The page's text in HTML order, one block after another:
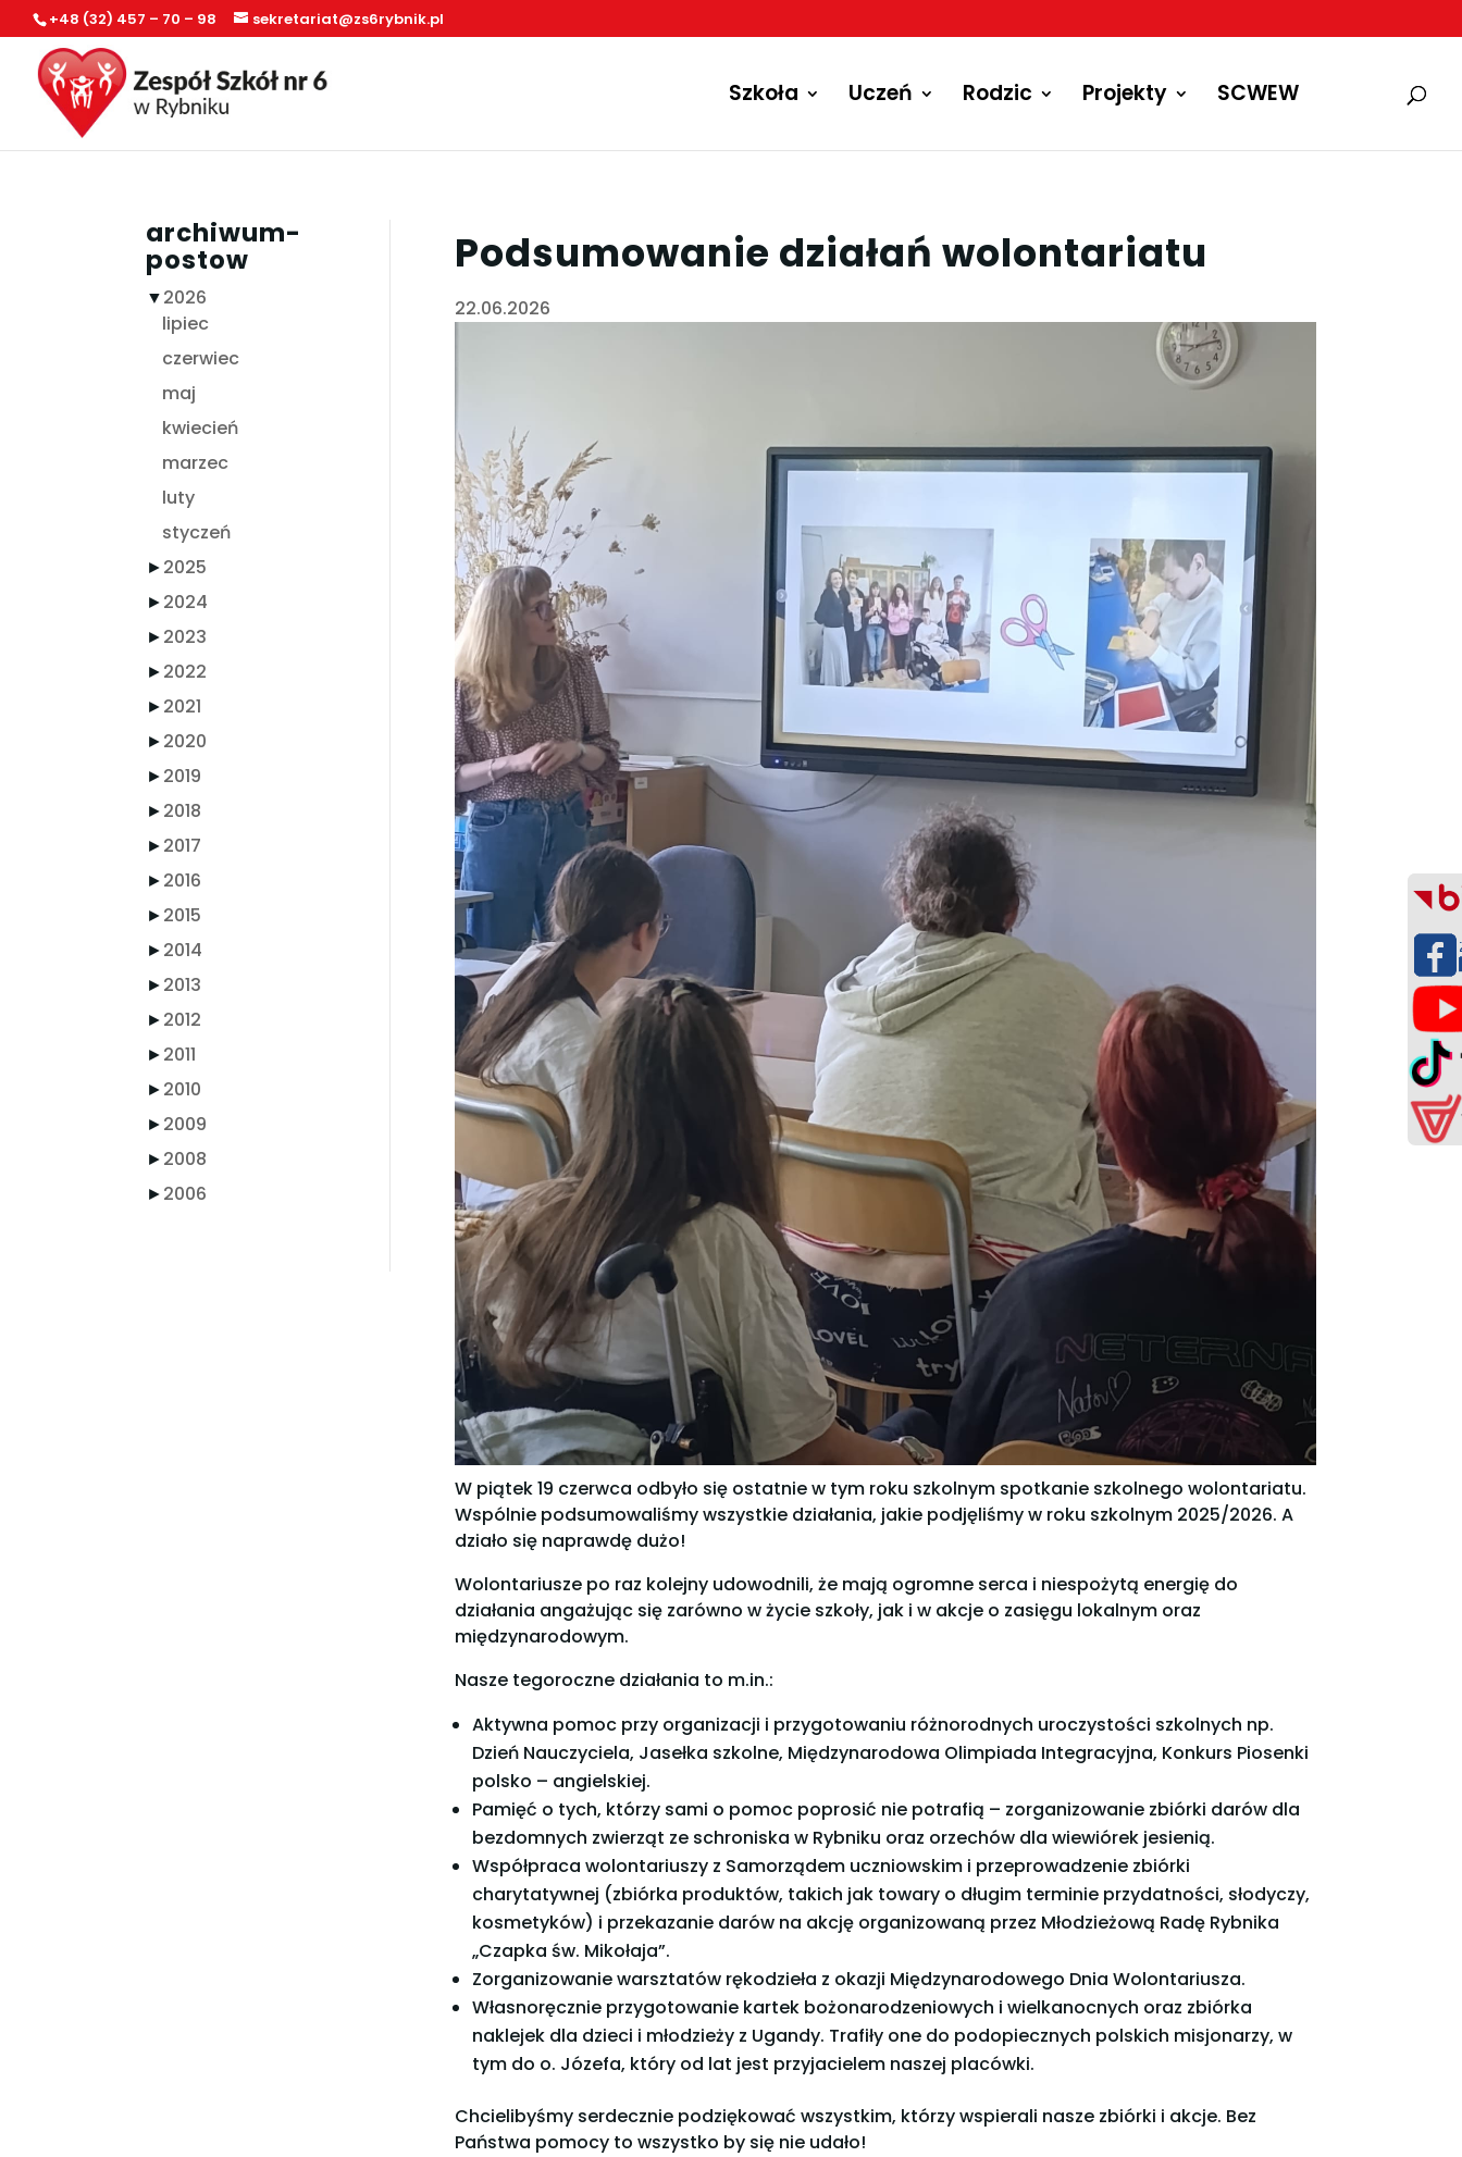
+48 (32) 457 – 70 – 98 sekretariat@zs6rybnik.pl
Szkoła Uczeń Rodzic Projekty SCWEW
archiwum-
postow
▼2026
lipiec
czerwiec
maj
kwiecień
marzec
luty
styczeń
►2025
►2024
►2023
►2022
►2021
►2020
►2019
►2018
►2017
►2016
►2015
►2014
►2013
►2012
►2011
►2010
►2009
►2008
►2006
Podsumowanie działań wolontariatu
22.06.2026
W piątek 19 czerwca odbyło się ostatnie w tym roku szkolnym spotkanie szkolnego wolontariatu.
Wspólnie podsumowaliśmy wszystkie działania, jakie podjęliśmy w roku szkolnym 2025/2026. A
działo się naprawdę dużo!
Wolontariusze po raz kolejny udowodnili, że mają ogromne serca i niespożytą energię do
działania angażując się zarówno w życie szkoły, jak i w akcje o zasięgu lokalnym oraz
międzynarodowym.
Nasze tegoroczne działania to m.in.:
Aktywna pomoc przy organizacji i przygotowaniu różnorodnych uroczystości szkolnych np.
Dzień Nauczyciela, Jasełka szkolne, Międzynarodowa Olimpiada Integracyjna, Konkurs Piosenki
polsko – angielskiej.
Pamięć o tych, którzy sami o pomoc poprosić nie potrafią – zorganizowanie zbiórki darów dla
bezdomnych zwierząt ze schroniska w Rybniku oraz orzechów dla wiewiórek jesienią.
Współpraca wolontariuszy z Samorządem uczniowskim i przeprowadzenie zbiórki
charytatywnej (zbiórka produktów, takich jak towary o długim terminie przydatności, słodyczy,
kosmetyków) i przekazanie darów na akcję organizowaną przez Młodzieżową Radę Rybnika
„Czapka św. Mikołaja”.
Zorganizowanie warsztatów rękodzieła z okazji Międzynarodowego Dnia Wolontariusza.
Własnoręcznie przygotowanie kartek bożonarodzeniowych i wielkanocnych oraz zbiórka
naklejek dla dzieci i młodzieży z Ugandy. Trafiły one do podopiecznych polskich misjonarzy, w
tym do o. Józefa, który od lat jest przyjacielem naszej placówki.
Chcielibyśmy serdecznie podziękować wszystkim, którzy wspierali nasze zbiórki i akcje. Bez
Państwa pomocy to wszystko by się nie udało!